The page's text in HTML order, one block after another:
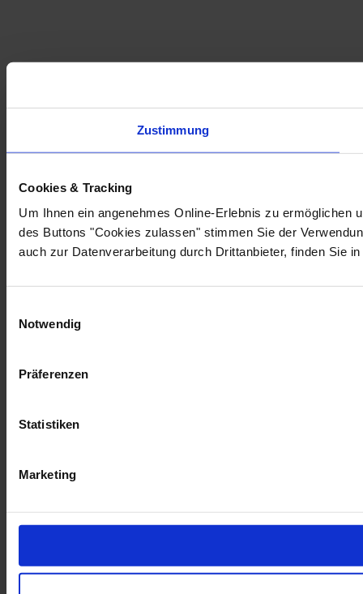
Zustimmung
Cookies & Tracking
Um Ihnen ein angenehmes Online-Erlebnis zu
des Buttons "Cookies zulassen" stimmen Sie der
auch zur Datenverarbeitung durch Drittanbieter, finden Sie
Notwendig
Präferenzen
Statistiken
Marketing